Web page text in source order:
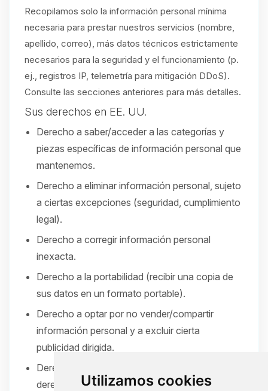
Utilizamos cookies
Recopilamos solo la información personal mínima
necesaria para prestar nuestros servicios (nombre,
apellido, correo), más datos técnicos estrictamente
necesarios para la seguridad y el funcionamiento (p.
ej., registros IP, telemetría para mitigación DDoS).
Consulte las secciones anteriores para más detalles.
Sus derechos en EE. UU.
Derecho a saber/acceder a las categorías y
piezas específicas de información personal que
mantenemos.
Derecho a eliminar información personal, sujeto
a ciertas excepciones (seguridad, cumplimiento
legal).
Derecho a corregir información personal
inexacta.
Derecho a la portabilidad (recibir una copia de
sus datos en un formato portable).
Derecho a optar por no vender/compartir
información personal y a excluir cierta
publicidad dirigida.
Derecho a no ser discriminado por ejercer sus
derechos.